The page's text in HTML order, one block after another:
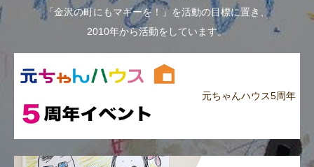
「金沢の町にもマギーを！」を活動の目標に置き、
2010年から活動をしています。
元ちゃんハウス5周年